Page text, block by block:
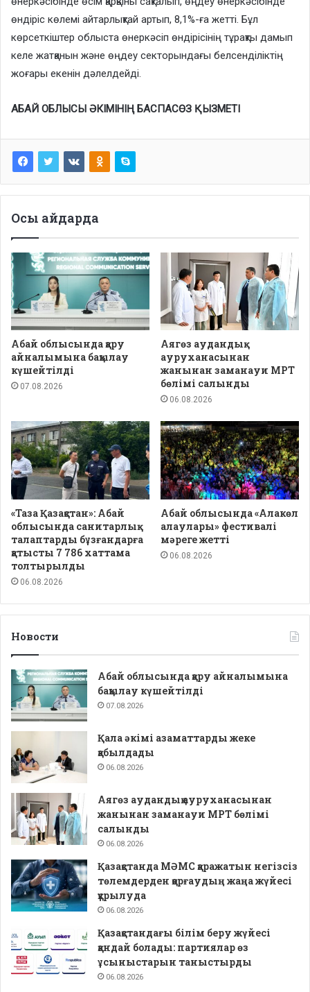
өндіріс көлемі айтарлықтай артып, 8,1%-ға жетті. Бұл
көрсеткіштер облыста өнеркәсіп өндірісінің тұрақты дамып
келе жатқанын және өңдеу секторындағы белсенділіктің
жоғары екенін дәлелдейді.
АБАЙ ОБЛЫСЫ ӘКІМІНІҢ БАСПАСӨЗ ҚЫЗМЕТІ
Осы айдарда
Абай облысында қару
айналымына бақылау
күшейтілді
07.08.2026
Аягөз аудандық
ауруханасынан
жанынан заманауи МРТ
бөлімі салынды
06.08.2026
«Таза Қазақстан»: Абай
облысында санитарлық
талаптарды бұзғандарға
қатысты 7 786 хаттама
толтырылды
06.08.2026
Абай облысында «Алакөл
алаулары» фестивалі
мәреге жетті
06.08.2026
Новости
Абай облысында қару айналымына
бақылау күшейтілді
07.08.2026
Қала әкімі азаматтарды жеке
қабылдады
06.08.2026
Аягөз аудандық ауруханасынан
жанынан заманауи МРТ бөлімі
салынды
06.08.2026
Қазақстанда МӘМС қаражатын негізсіз
төлемдерден қорғаудың жаңа жүйесі
құрылуда
06.08.2026
Қазақстандағы білім беру жүйесі
қандай болады: партиялар өз
ұсыныстарын таныстырды
06.08.2026